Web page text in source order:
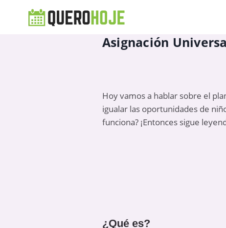
Asignación
Hoy vamos a hablar sobre el
igualar las oportunidades de
funciona? ¡Entonces sigue
¿Qué es?